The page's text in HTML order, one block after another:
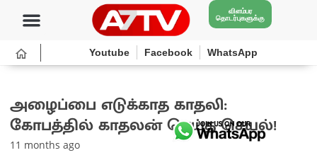
விளம்பர
தொடர்புகளுக்கு
Youtube Facebook WhatsApp
அழைப்பை எடுக்காத காதலி:
கோபத்தில் காதலன் செய்த செயல்!
11 months ago